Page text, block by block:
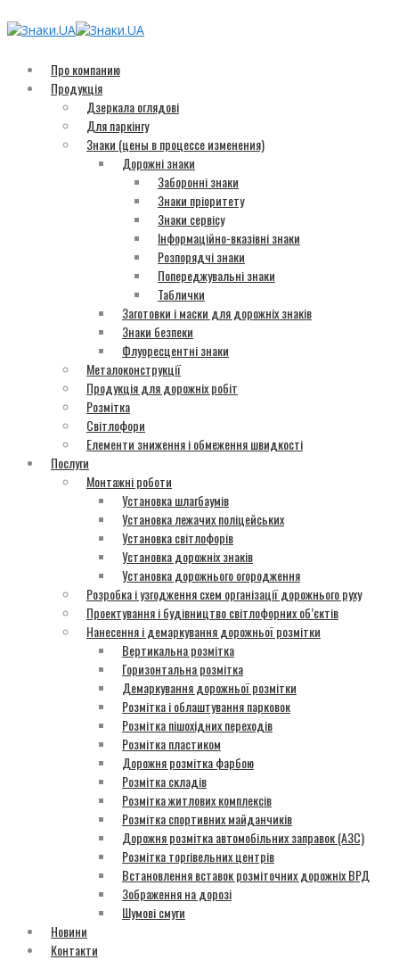
Про компанию
Продукція
Дзеркала оглядові
Для паркінгу
Знаки (цены в процессе изменения)
Дорожні знаки
Заборонні знаки
Знаки пріоритету
Знаки сервісу
Інформаційно-вказівні знаки
Розпорядчі знаки
Попереджувальні знаки
Таблички
Заготовки і маски для дорожніх знаків
Знаки безпеки
Флуоресцентні знаки
Металоконструкції
Продукція для дорожніх робіт
Розмітка
Світлофори
Елементи зниження і обмеження швидкості
Послуги
Монтажні роботи
Установка шлагбаумів
Установка лежачих поліцейських
Установка світлофорів
Установка дорожніх знаків
Установка дорожнього огородження
Розробка і узгодження схем організації дорожнього руху
Проектування і будівництво світлофорних об’єктів
Нанесення і демаркування дорожньої розмітки
Вертикальна розмітка
Горизонтальна розмітка
Демаркування дорожньої розмітки
Розмітка і облаштування парковок
Розмітка пішохідних переходів
Розмітка пластиком
Дорожня розмітка фарбою
Розмітка складів
Розмітка житлових комплексів
Розмітка спортивних майданчиків
Дорожня розмітка автомобільних заправок (АЗС)
Розмітка торгівельних центрів
Встановлення вставок розміточних дорожніх ВРД
Зображення на дорозі
Шумові смуги
Новини
Контакти